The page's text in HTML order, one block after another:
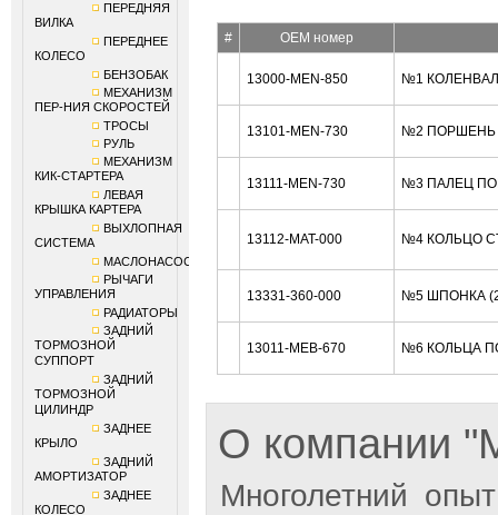
ПЕРЕДНЯЯ
ВИЛКА
ПЕРЕДНЕЕ
КОЛЕСО
БЕНЗОБАК
МЕХАНИЗМ
ПЕР-НИЯ СКОРОСТЕЙ
ТРОСЫ
РУЛЬ
МЕХАНИЗМ
КИК-СТАРТЕРА
ЛЕВАЯ
КРЫШКА КАРТЕРА
ВЫХЛОПНАЯ
СИСТЕМА
МАСЛОНАСОС
РЫЧАГИ
УПРАВЛЕНИЯ
РАДИАТОРЫ
ЗАДНИЙ
ТОРМОЗНОЙ
СУППОРТ
ЗАДНИЙ
ТОРМОЗНОЙ
ЦИЛИНДР
ЗАДНЕЕ
КРЫЛО
ЗАДНИЙ
АМОРТИЗАТОР
ЗАДНЕЕ
КОЛЕСО
# OEM номер
13000-MEN-850 №1 КОЛЕНВАЛ
13101-MEN-730 №2 ПОРШЕНЬ
13111-MEN-730 №3 ПАЛЕЦ
13112-MAT-000 №4 КОЛЬЦО
13331-360-000 №5 ШПОНКА
13011-MEB-670 №6 КОЛЬЦА
О компании
Многолетний